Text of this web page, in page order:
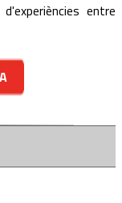
entre